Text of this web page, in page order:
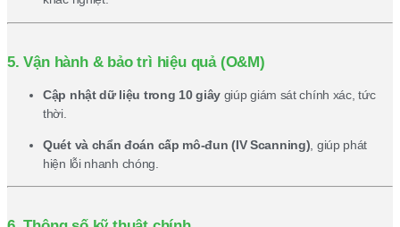
5. Vận hành & bảo trì hiệu quả (O&M)
Cập nhật dữ liệu trong 10 giây giúp giám sát chính xác, tức
thời.
Quét và chẩn đoán cấp mô-đun (IV Scanning) , giúp phát
hiện lỗi nhanh chóng.